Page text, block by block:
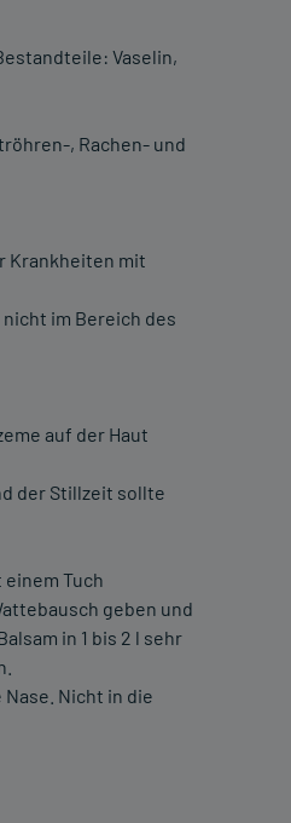
Vaselin,
, Rachen- und
Krankheiten mit
im Bereich des
auf der Haut
der Stillzeit sollte
Tuch
geben und
in 1 bis 2 l sehr
Nicht in die